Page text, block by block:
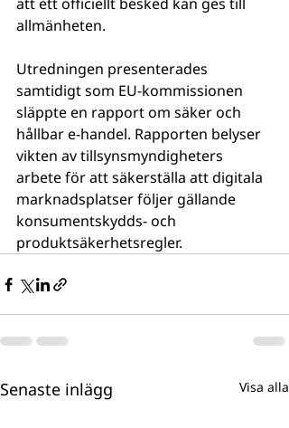
allmänheten.
Utredningen presenterades
samtidigt som EU-kommissionen
släppte en rapport om säker och
hållbar e-handel. Rapporten belyser
vikten av tillsynsmyndigheters
arbete för att säkerställa att digitala
marknadsplatser följer gällande
konsumentskydds- och
produktsäkerhetsregler.
Senaste inlägg Visa alla